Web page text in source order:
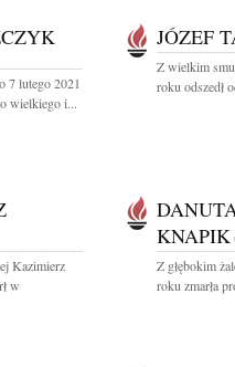
7 lutego 2021
wielkiego i...
JÓZEF
Z wielkim
roku odszedł
Kazimierz
w
KNAPIK
Z głębokim
roku zmarła